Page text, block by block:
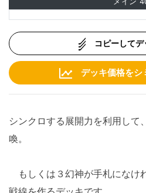
コピーして
デッキ価格をシ
シンクロする展開力を利用して
喚。
もしくは３幻神が手札になけ